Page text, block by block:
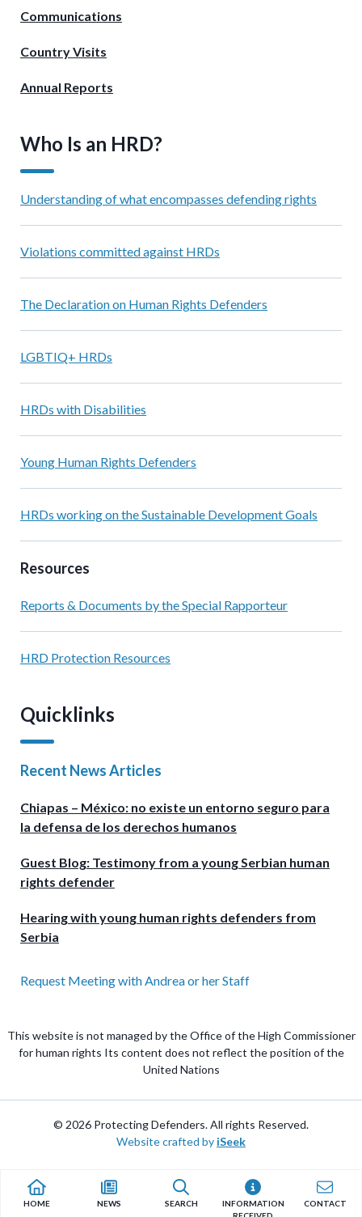
Communications
Country Visits
Annual Reports
Who Is an HRD?
Understanding of what encompasses defending rights
Violations committed against HRDs
The Declaration on Human Rights Defenders
LGBTIQ+ HRDs
HRDs with Disabilities
Young Human Rights Defenders
HRDs working on the Sustainable Development Goals
Resources
Reports & Documents by the Special Rapporteur
HRD Protection Resources
Quicklinks
Recent News Articles
Chiapas – México: no existe un entorno seguro para
la defensa de los derechos humanos
Guest Blog: Testimony from a young Serbian human
rights defender
Hearing with young human rights defenders from
Serbia
Request Meeting with Andrea or her Staff
This website is not managed by the Office of the High Commissioner
for human rights Its content does not reflect the position of the
United Nations
© 2026 Protecting Defenders. All rights Reserved.
Website crafted by iSeek
HOME NEWS SEARCH
INFORMATION
CONTACT